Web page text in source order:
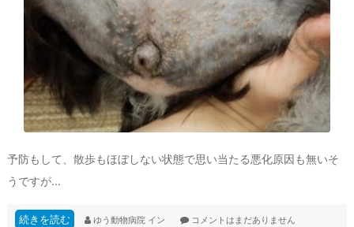
予防もして、散歩もほぼしない状態で思い当たる悪化原因も無いそ
うですが…
続きを読む ゆう動物病院 イン コメントはまだありません